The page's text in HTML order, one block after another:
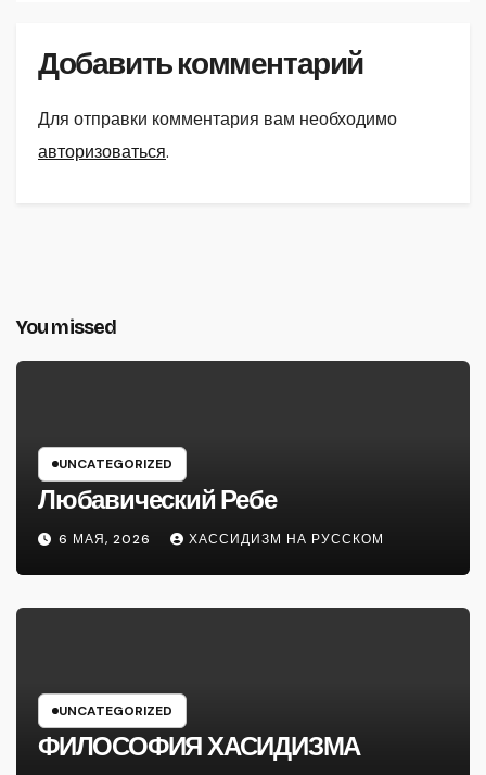
Добавить комментарий
Для отправки комментария вам необходимо
авторизоваться.
You missed
UNCATEGORIZED
Любавический Ребе
6 МАЯ, 2026 ХАССИДИЗМ НА РУССКОМ
UNCATEGORIZED
ФИЛОСОФИЯ ХАСИДИЗМА